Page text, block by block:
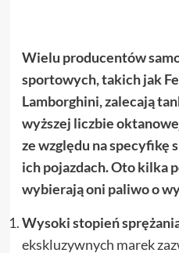
Wielu producentów
sportowych, takich jak
Lamborghini, zalecają
wyższej liczbie
ze względu na specyfikę
ich pojazdach. Oto kilka
wybierają oni paliwo o
Wysoki stopień
ekskluzywnych marek